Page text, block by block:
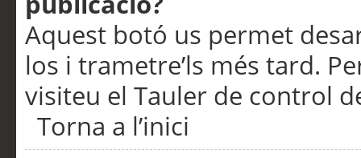
Aquest botó us permet
los i trametre’ls més tard.
visiteu el Tauler de control
Torna a l’inici